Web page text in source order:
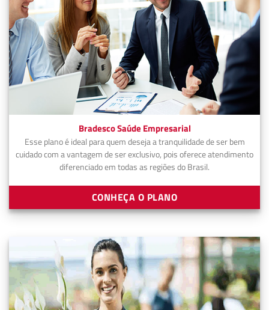
Bradesco Saúde Empresarial
Esse plano é ideal para quem deseja a tranquilidade de ser bem
cuidado com a vantagem de ser exclusivo, pois oferece atendimento
diferenciado em todas as regiões do Brasil.
CONHEÇA O PLANO